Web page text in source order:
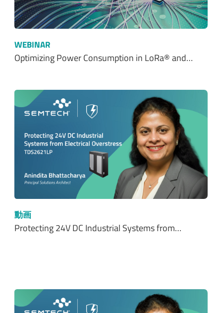
WEBINAR
Optimizing Power Consumption in LoRa® and…
動画
Protecting 24V DC Industrial Systems from…